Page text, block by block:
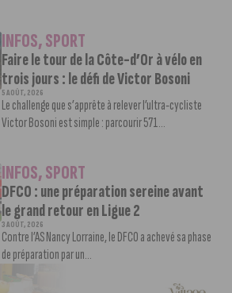
INFOS,SPORT
Faire le tour de la Côte-d’Or à vélo en
trois jours : le défi de Victor Bosoni
5 AOÛT, 2026
Le challenge que s’apprête à relever l’ultra-cycliste
Victor Bosoni est simple : parcourir 571...
INFOS,SPORT
DFCO : une préparation sereine avant
le grand retour en Ligue 2
3 AOÛT, 2026
Contre l’AS Nancy Lorraine, le DFCO a achevé sa phase
de préparation par un...